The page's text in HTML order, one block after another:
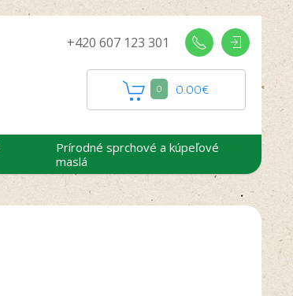
+420 607 123 301
0 0.00€
Prírodné sprchové a kúpeľové
maslá